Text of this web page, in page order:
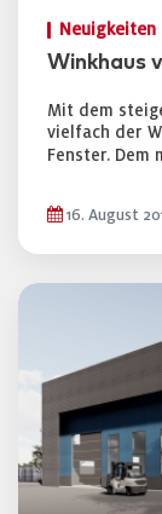
Neuigkeiten
Winkhaus
Mit dem
vielfach der
Fenster. Dem
16. August